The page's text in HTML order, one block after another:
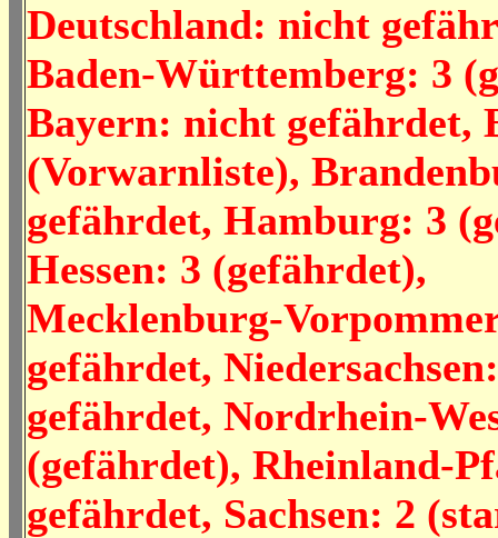
Deutschland: nicht
Baden-Württemberg: 3
Bayern: nicht gefährdet,
(Vorwarnliste),
gefährdet, Hamburg: 3
Hessen: 3 (gefährdet),
Mecklenburg-
gefährdet,
gefährdet, Nordrhein-
(gefährdet), Rheinland-
gefährdet, Sachsen: 2